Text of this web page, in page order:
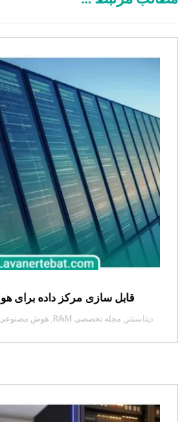
قابل سازی مرکز داده برای
دیتاسنتر ,مجله تخصصی R&M ,هوش مصنوعی